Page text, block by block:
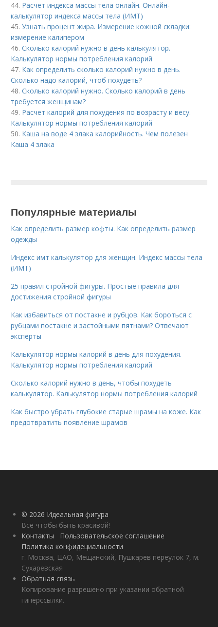
44. Расчет индекса массы тела онлайн. Онлайн-
калькулятор индекса массы тела (ИМТ)
45.Узнать процент жира. Измерение кожной складки:
измерение калипером
46.Сколько калорий нужно в день калькулятор.
Калькулятор нормы потребления калорий
47. Как определить сколько калорий нужно в день.
Сколько надо калорий, чтоб похудеть?
48.Сколько калорий нужно. Сколько калорий в день
требуется женщинам?
49. Расчет калорий для похудения по возрасту и весу.
Калькулятор нормы потребления калорий
50. Каша на воде 4 злака калорийность. Чем полезен
Каша 4 злака
Популярные материалы
Как определить размер кофты. Как определить размер
одежды
Индекс имт калькулятор для женщин. Индекс массы тела
(ИМТ)
25 правил стройной фигуры. Простые правила для
достижения стройной фигуры
Как избавиться от постакне и рубцов. Как бороться с
рубцами постакне и застойными пятнами? Отвечают
эксперты
Калькулятор нормы калорий в день для похудения.
Калькулятор нормы потребления калорий
Сколько калорий нужно в день, чтобы похудеть
калькулятор. Калькулятор нормы потребления калорий
Как быстро убрать глубокие старые шрамы на коже. Как
предотвратить появление шрамов
© 2026 Идеальная фигура
Всё чтобы быть красивой!
Контакты
Пользовательское соглашение
Политика конфидециальности
г. Москва, ЦАО, Мещанский, Пушкарев переулок 7, м.
Сухаревская
Обратная связь
Копирование разрешено при указании обратной
гиперссылки.